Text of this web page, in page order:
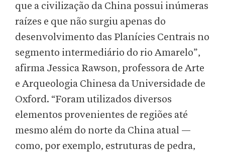
que a civilização da China possui inúmeras
raízes e que não surgiu apenas do
desenvolvimento das Planícies Centrais no
segmento intermediário do rio Amarelo”,
afirma Jessica Rawson, professora de Arte
e Arqueologia Chinesa da Universidade de
Oxford. “Foram utilizados diversos
elementos provenientes de regiões até
mesmo além do norte da China atual —
como, por exemplo, estruturas de pedra,